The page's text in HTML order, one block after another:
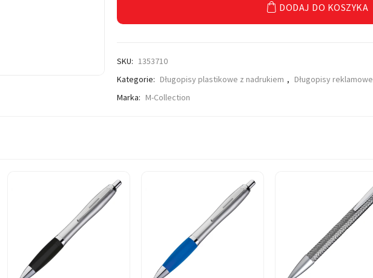
DODAJ DO KOSZYKA
SKU: 1353710
Kategorie: Długopisy plastikowe z nadrukiem , Długopisy reklamowe
Marka: M-Collection